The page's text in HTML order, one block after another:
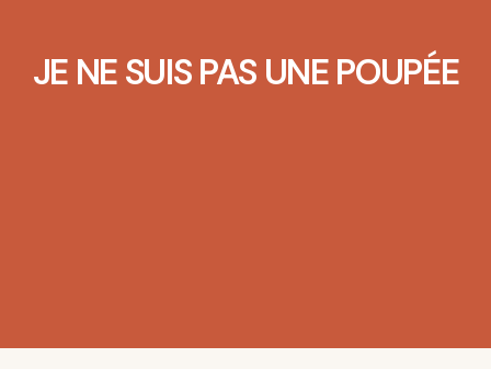
JE NE SUIS PAS UNE POUPÉE